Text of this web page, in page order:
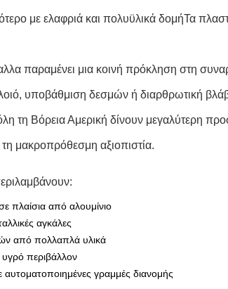
με ελαφριά και πολυϋλικά δομήΤα
παραμένει μια κοινή πρόκληση στη
υποβάθμιση δεσμών ή διαρθρωτική
τη Βόρεια Αμερική δίνουν μεγαλύτερη
μακροπρόθεσμη αξιοπιστία.
πλαίσια από αλουμίνιο
αγκάλες
από πολλαπλά υλικά
υγρό περιβάλλον
γραμμές διανομής